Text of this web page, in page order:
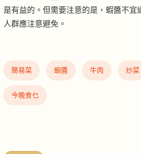
是有益的。但需要注意的是，蝦醬不宜
人群應注意避免。
簡易菜 蝦醬 牛肉 炒菜
今晚食乜